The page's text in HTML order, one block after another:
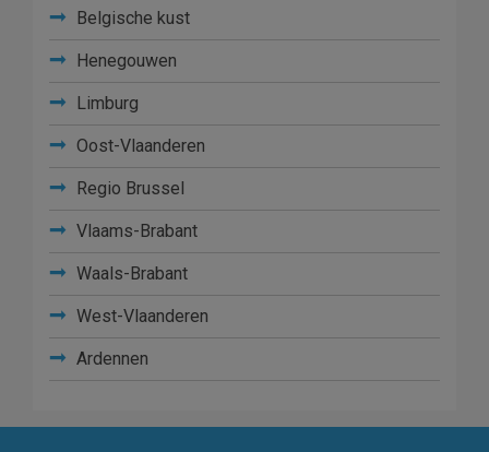
Belgische kust
Henegouwen
Limburg
Oost-Vlaanderen
Regio Brussel
Vlaams-Brabant
Waals-Brabant
West-Vlaanderen
Ardennen